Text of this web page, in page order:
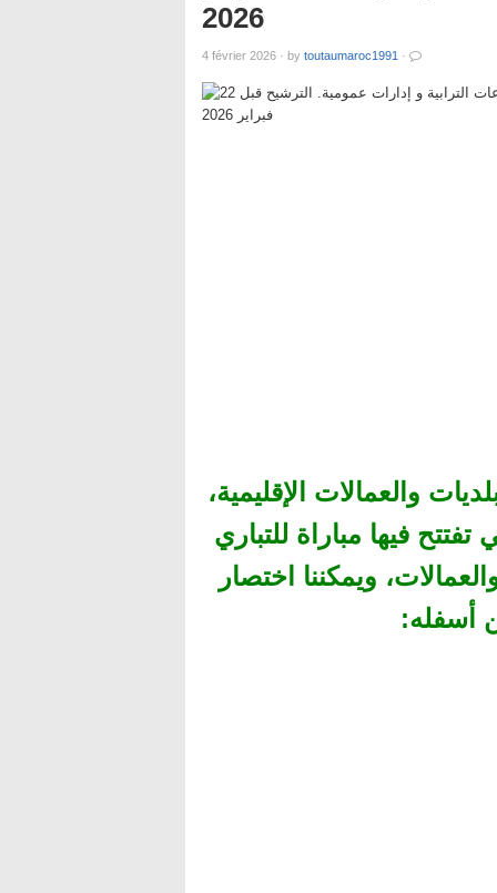
2026
4 février 2026 · by toutaumaroc1991 ·
والعمالات الإقليمية،
فيها مباراة للتباري
ويمكننا اختصار
أسفله: